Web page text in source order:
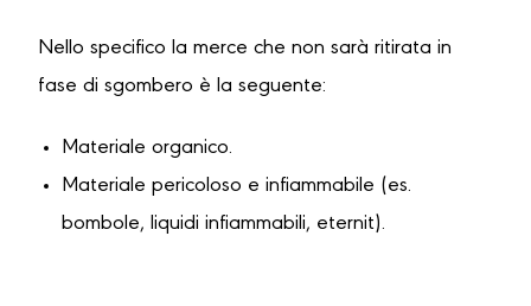
Nello specifico la merce che non sarà ritirata in
fase di sgombero è la seguente:
Materiale organico.
Materiale pericoloso e infiammabile (es.
bombole, liquidi infiammabili, eternit).